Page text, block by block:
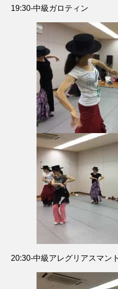
19:30-中級ガロティン
20:30-中級アレグリアスマン